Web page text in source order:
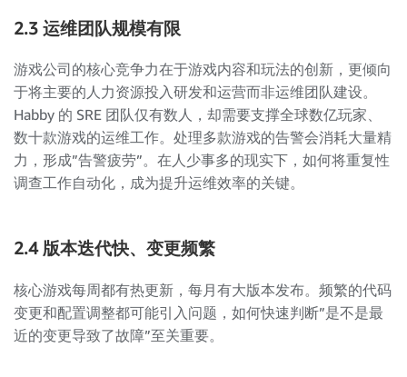
2.3 运维团队规模有限
游戏公司的核心竞争力在于游戏内容和玩法的创新，更倾向
于将主要的人力资源投入研发和运营而非运维团队建设。
Habby 的 SRE 团队仅有数人，却需要支撑全球数亿玩家、
数十款游戏的运维工作。处理多款游戏的告警会消耗大量精
力，形成”告警疲劳”。在人少事多的现实下，如何将重复性
调查工作自动化，成为提升运维效率的关键。
2.4 版本迭代快、变更频繁
核心游戏每周都有热更新，每月有大版本发布。频繁的代码
变更和配置调整都可能引入问题，如何快速判断”是不是最
近的变更导致了故障”至关重要。